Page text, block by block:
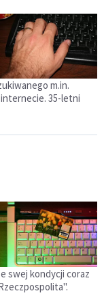
m.in.
35-letni
swej kondycji coraz